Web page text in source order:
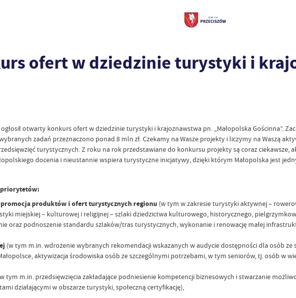
ofert w dziedzinie turystyki i
otwarty konkurs ofert w dziedzinie turystyki i krajoznawstwa pn. „Małopolska Gościnna”.
zadań przeznaczono ponad 8 mln zł. Czekamy na Wasze projekty i liczymy na Waszą
turystycznych. Z roku na rok przedstawiane do konkursu projekty są coraz
docenia i nieustannie wspiera turystyczne inicjatywy, dzięki którym Małopolska jest
priorytetów:
produktów i ofert turystycznych regionu (w tym w zakresie turystyki aktywnej –
miejskiej – kulturowej i religijnej – szlaki dziedzictwa kulturowego, historycznego,
oraz podnoszenie standardu szlaków/tras turystycznych, wykonanie i renowację małej
(w tym m.in. wdrożenie wybranych rekomendacji wskazanych w audycie dostępności dla osób
aktywizacja środowiska osób ze szczególnymi potrzebami, w tym seniorów, tj. osób w
tym m.in. przedsięwzięcia zakładające podniesienie kompetencji biznesowych i stwarzanie
działającymi w obszarze turystyki, społeczną certyfikację),